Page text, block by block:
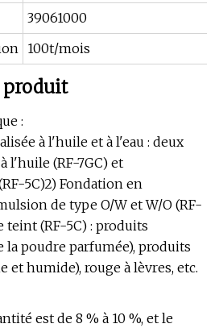
39061000
100t/mois
produit
:
à l'huile et à l'eau : deux
l'huile (RF-7GC) et
5C)2) Fondation en
de type O/W et W/O (RF-
teint (RF-5C) : produits
poudre parfumée), produits
et humide), rouge à lèvres, etc.
est de 8 % à 10 %, et le